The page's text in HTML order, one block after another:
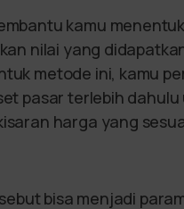
kamu
nilai yang
metode ini, kamu
pasar terlebih
harga yang
bisa menjadi